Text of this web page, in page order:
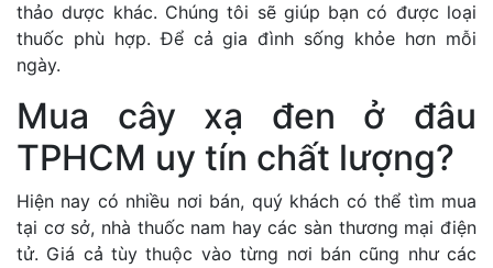
thảo dược khác. Chúng tôi sẽ giúp bạn có được loại
thuốc phù hợp. Để cả gia đình sống khỏe hơn mỗi
ngày.
Mua cây xạ đen ở đâu
TPHCM uy tín chất lượng?
Hiện nay có nhiều nơi bán, quý khách có thể tìm mua
tại cơ sở, nhà thuốc nam hay các sàn thương mại điện
tử. Giá cả tùy thuộc vào từng nơi bán cũng như các